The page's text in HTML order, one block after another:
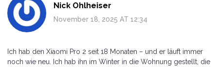
Nick Ohlheiser
November 18, 2025 AT 12:34
Ich hab den Xiaomi Pro 2 seit 18 Monaten – und er läuft immer
noch wie neu. Ich hab ihn im Winter in die Wohnung gestellt, die